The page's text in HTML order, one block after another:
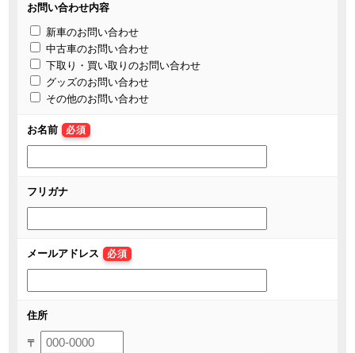
お問い合わせ内容
新車のお問い合わせ
中古車のお問い合わせ
下取り・買い取りのお問い合わせ
グッズのお問い合わせ
その他のお問い合わせ
お名前 必須
フリガナ
メールアドレス 必須
住所
〒